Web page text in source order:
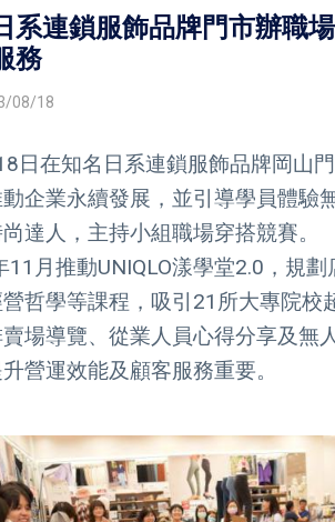
系連鎖服飾品牌門市辦職
務
08/18
日在知名日系連鎖服飾品牌岡山
企業永續發展，並引導學員體驗
達人，主持小組職場穿搭競賽。
11月推動UNIQLO漾學堂2.0，規
哲學等課程，吸引21所大專院校
場導覽、從業人員心得分享及無
營運效能及顧客服務重要。